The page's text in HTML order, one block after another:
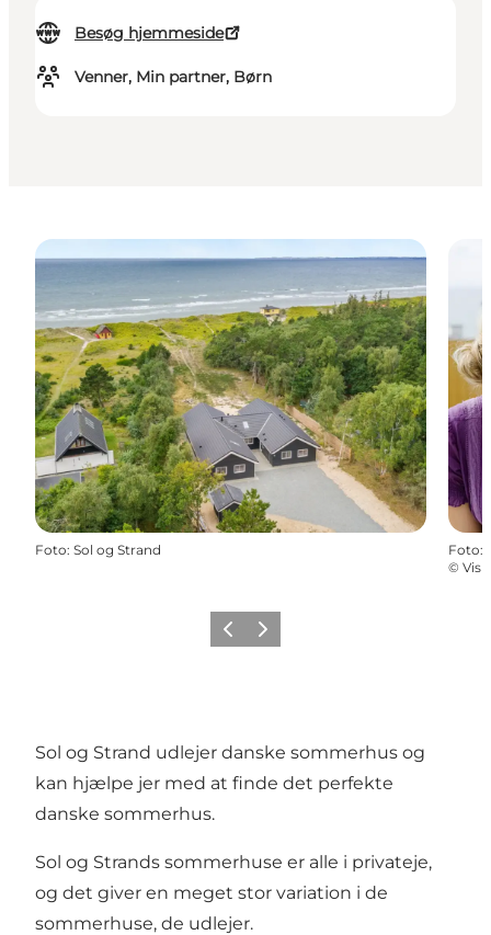
Besøg hjemmeside
Venner, Min partner, Børn
Foto: Sol og Strand Foto:
©
Forrige billede
Næste billede
Sol og Strand udlejer danske sommerhus og
kan hjælpe jer med at finde det perfekte
danske sommerhus.
Sol og Strands sommerhuse er alle i privateje,
og det giver en meget stor variation i de
sommerhuse, de udlejer.